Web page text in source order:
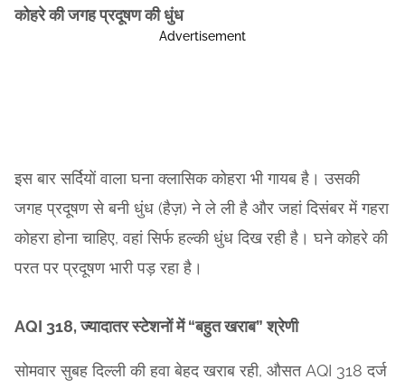
कोहरे की जगह प्रदूषण की धुंध
Advertisement
इस बार सर्दियों वाला घना क्लासिक कोहरा भी गायब है। उसकी
जगह प्रदूषण से बनी धुंध (हैज़) ने ले ली है और जहां दिसंबर में गहरा
कोहरा होना चाहिए, वहां सिर्फ हल्की धुंध दिख रही है। घने कोहरे की
परत पर प्रदूषण भारी पड़ रहा है।
AQI 318, ज्यादातर स्टेशनों में “बहुत खराब” श्रेणी
सोमवार सुबह दिल्ली की हवा बेहद खराब रही, औसत AQI 318 दर्ज